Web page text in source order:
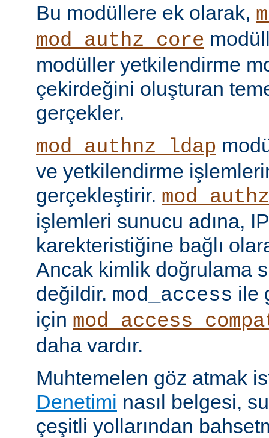
Bu modüllere ek olarak,
mod_authz_core
modüller yetkilendirme
çekirdeğini oluşturan
gerçekler.
mod_authnz_ldap
ve yetkilendirme
gerçekleştirir.
işlemleri sunucu adına,
karekteristiğine bağlı
Ancak kimlik doğrulama
değildir. mod_access ile
için
daha vardır.
Muhtemelen göz atmak
Denetimi nasıl belgesi,
çeşitli yollarından